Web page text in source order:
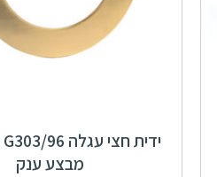
מבצע ענק